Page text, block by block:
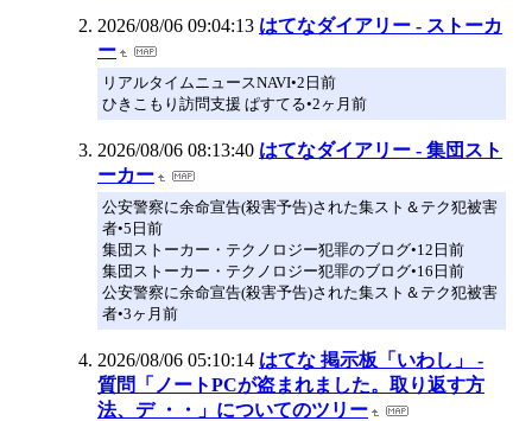
2026/08/06 09:04:13 はてなダイアリー - ストーカ
ー
リアルタイムニュースNAVI•2日前
ひきこもり訪問支援 ぱすてる•2ヶ月前
2026/08/06 08:13:40 はてなダイアリー - 集団スト
ーカー
公安警察に余命宣告(殺害予告)された集スト＆テク犯被害
者•5日前
集団ストーカー・テクノロジー犯罪のブログ•12日前
集団ストーカー・テクノロジー犯罪のブログ•16日前
公安警察に余命宣告(殺害予告)された集スト＆テク犯被害
者•3ヶ月前
2026/08/06 05:10:14 はてな 掲示板「いわし」 -
質問「ノートPCが盗まれました。取り返す方
法、デ ・・」についてのツリー